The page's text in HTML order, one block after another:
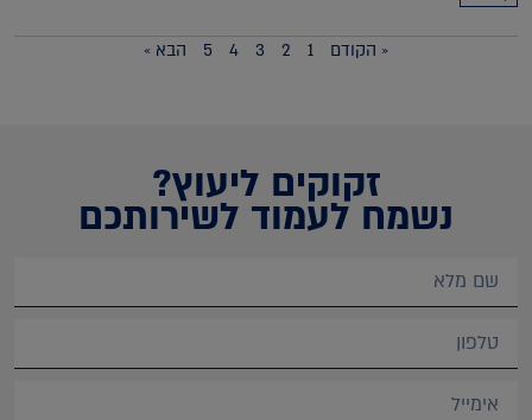
« הקודם 1
2
3
4
5 הבא »
זקוקים ליעוץ?
נשמח לעמוד לשירותכם